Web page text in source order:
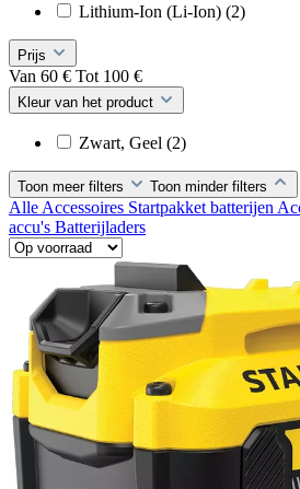
Lithium-Ion (Li-Ion) (2)
Prijs
Van 60 € Tot 100 €
Kleur van het product
Zwart, Geel (2)
Toon meer filters Toon minder filters
Alle Accessoires Startpakket batterijen
accu's Batterijladers